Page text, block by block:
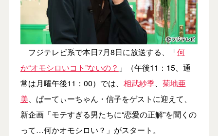
フジテレビ系で本日7月8日に放送する、「何
か“オモシロいコト”ないの？ 」（午後11：15、通
常は月曜午後11：00）では、 相武紗季、 菊地亜
美、ぱーてぃーちゃん・信子をゲストに迎えて、
新企画「モテすぎる男たちに“恋愛の正解”を聞くの
って…何かオモシロい？」がスタート。